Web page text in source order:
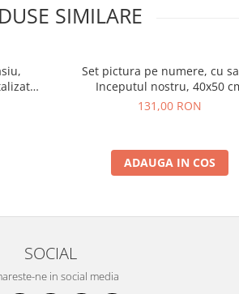
SIMILARE
Set pictura pe numere, cu
Inceputul nostru, 40x50
131,00 RON
ADAUGA IN COS
SOCIAL
ne in social media